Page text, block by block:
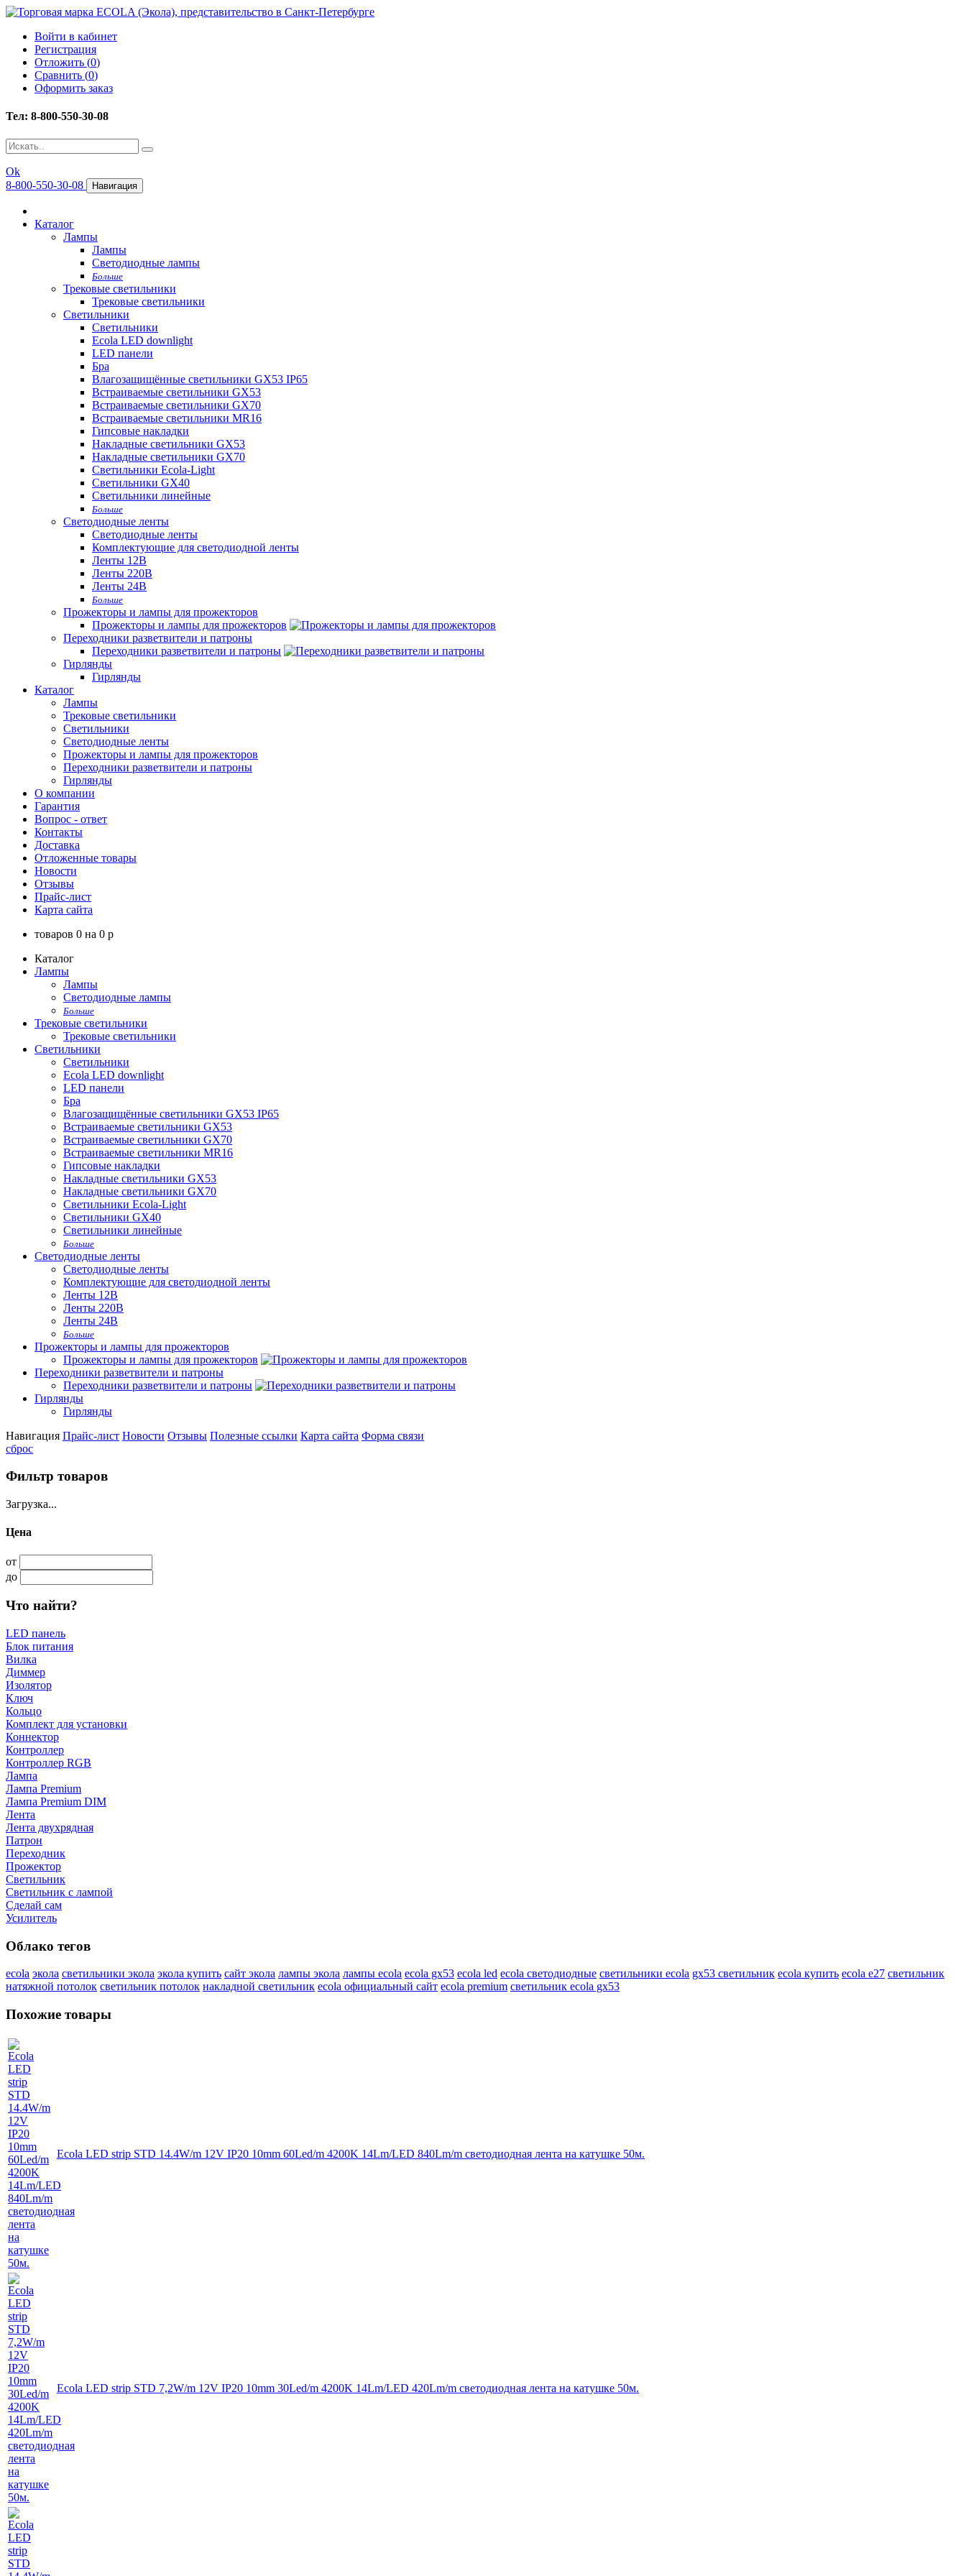
Войти в кабинет
Регистрация
Отложить (0)
Сравнить (0)
Оформить заказ
Тел: 8-800-550-30-08
Ok
8-800-550-30-08
Навигация
Каталог
Лампы
Лампы
Светодиодные лампы
Больше
Трековые светильники
Трековые светильники
Светильники
Светильники
Ecola LED downlight
LED панели
Бра
Влагозащищённые светильники GX53 IP65
Встраиваемые светильники GX53
Встраиваемые светильники GX70
Встраиваемые светильники MR16
Гипсовые накладки
Накладные светильники GX53
Накладные светильники GX70
Светильники Ecola-Light
Светильники GX40
Светильники линейные
Больше
Светодиодные ленты
Светодиодные ленты
Комплектующие для светодиодной ленты
Ленты 12В
Ленты 220В
Ленты 24В
Больше
Прожекторы и лампы для прожекторов
Прожекторы и лампы для прожекторов
Переходники разветвители и патроны
Переходники разветвители и патроны
Гирлянды
Гирлянды
Каталог
Лампы
Трековые светильники
Светильники
Светодиодные ленты
Прожекторы и лампы для прожекторов
Переходники разветвители и патроны
Гирлянды
О компании
Гарантия
Вопрос - ответ
Контакты
Доставка
Отложенные товары
Новости
Отзывы
Прайс-лист
Карта сайта
товаров 0 на 0 p
Каталог
Лампы
Лампы
Светодиодные лампы
Больше
Трековые светильники
Трековые светильники
Светильники
Светильники
Ecola LED downlight
LED панели
Бра
Влагозащищённые светильники GX53 IP65
Встраиваемые светильники GX53
Встраиваемые светильники GX70
Встраиваемые светильники MR16
Гипсовые накладки
Накладные светильники GX53
Накладные светильники GX70
Светильники Ecola-Light
Светильники GX40
Светильники линейные
Больше
Светодиодные ленты
Светодиодные ленты
Комплектующие для светодиодной ленты
Ленты 12В
Ленты 220В
Ленты 24В
Больше
Прожекторы и лампы для прожекторов
Прожекторы и лампы для прожекторов
Переходники разветвители и патроны
Переходники разветвители и патроны
Гирлянды
Гирлянды
Навигация Прайс-лист Новости Отзывы Полезные ссылки Карта сайта Форма связи
сброс
Фильтр товаров
Загрузка...
Цена
от
до
Что найти?
LED панель
Блок питания
Вилка
Диммер
Изолятор
Ключ
Кольцо
Комплект для установки
Коннектор
Контроллер
Контроллер RGB
Лампа
Лампа Premium
Лампа Premium DIM
Лента
Лента двухрядная
Патрон
Переходник
Прожектор
Светильник
Светильник c лампой
Сделай сам
Усилитель
Облако тегов
ecola экола светильники экола экола купить сайт экола лампы экола лампы ecola ecola gx53 ecola led ecola светодиодные светильники ecola gx53 светильник ecola купить ecola e27 светильник
натяжной потолок светильник потолок накладной светильник ecola официальный сайт ecola premium светильник ecola gx53
Похожие товары
Ecola LED strip STD 14.4W/m 12V IP20 10mm 60Led/m 4200K 14Lm/LED 840Lm/m светодиодная лента на катушке 50м.
Ecola LED strip STD 7,2W/m 12V IP20 10mm 30Led/m 4200K 14Lm/LED 420Lm/m светодиодная лента на катушке 50м.